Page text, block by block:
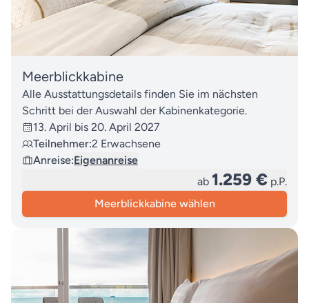
Meerblickkabine
Alle Ausstattungsdetails finden Sie im nächsten
Schritt bei der Auswahl der Kabinenkategorie.
13. April bis 20. April 2027
Teilnehmer:2 Erwachsene
Anreise:Eigenanreise
ab 1.259 € p.P.
Meerblickkabine wählen